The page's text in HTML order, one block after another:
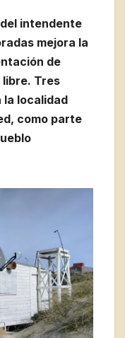
intendente
mejora la
de
Tres
localidad
como parte